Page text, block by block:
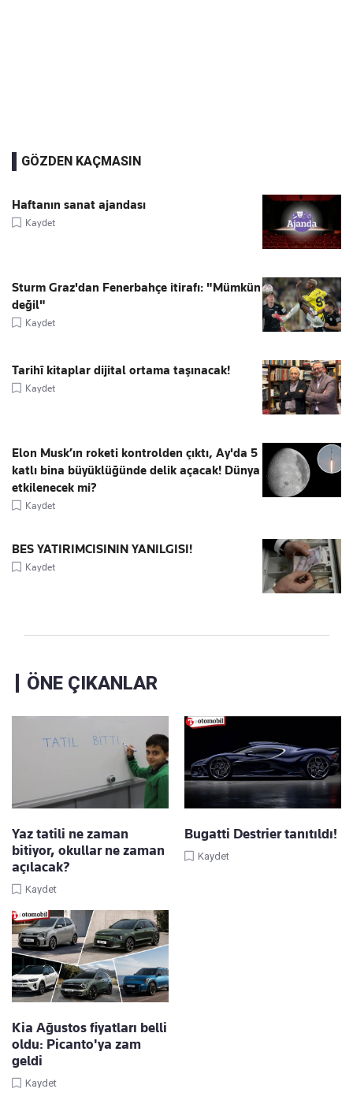
GÖZDEN KAÇMASIN
Haftanın sanat ajandası
Kaydet
Sturm Graz'dan Fenerbahçe itirafı: "Mümkün
değil"
Kaydet
Tarihî kitaplar dijital ortama taşınacak!
Kaydet
Elon Musk’ın roketi kontrolden çıktı, Ay'da 5
katlı bina büyüklüğünde delik açacak! Dünya
etkilenecek mi?
Kaydet
BES YATIRIMCISININ YANILGISI!
Kaydet
ÖNE ÇIKANLAR
Yaz tatili ne zaman
bitiyor, okullar ne zaman
açılacak?
Kaydet
Bugatti Destrier tanıtıldı!
Kaydet
Kia Ağustos fiyatları belli
oldu: Picanto'ya zam
geldi
Kaydet